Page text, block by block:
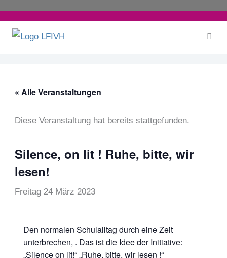
Inhalt
springen
« Alle Veranstaltungen
Diese Veranstaltung hat bereits stattgefunden.
Silence, on lit ! Ruhe, bitte, wir
lesen!
Freitag 24 März 2023
Den normalen Schulalltag durch eine Zeit
unterbrechen, . Das ist die Idee der Initiative:
„Silence on lit!“ „Ruhe, bitte, wir lesen !“